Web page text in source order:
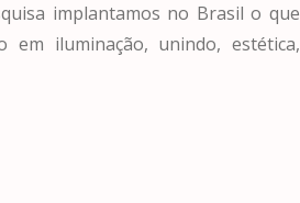
implantamos no Brasil o que
em iluminação, unindo, estética,